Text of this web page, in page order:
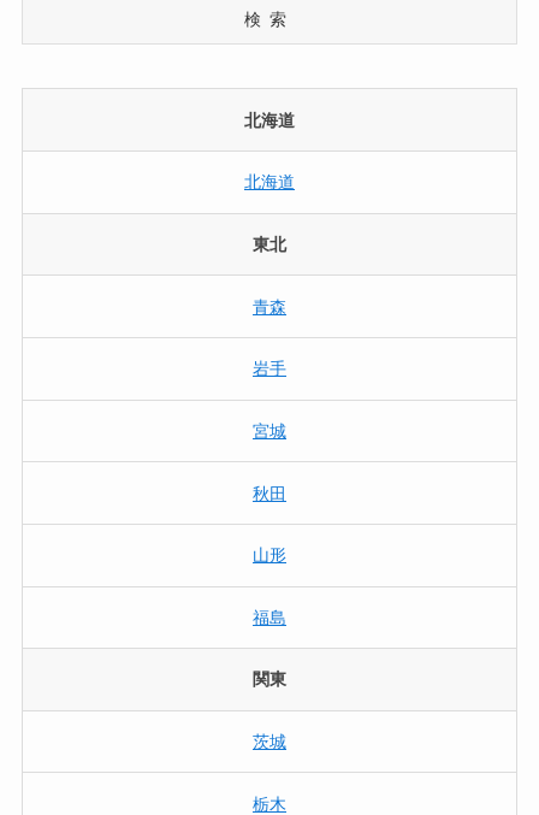
検索
北海道
北海道
東北
青森
岩手
宮城
秋田
山形
福島
関東
茨城
栃木